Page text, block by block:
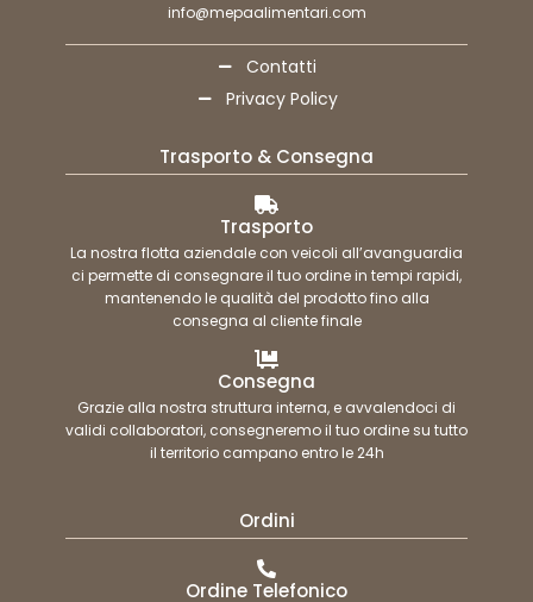
info@mepaalimentari.com
Contatti
Privacy Policy
Trasporto & Consegna
Trasporto
La nostra flotta aziendale con veicoli all’avanguardia
ci permette di consegnare il tuo ordine in tempi rapidi,
mantenendo le qualità del prodotto fino alla
consegna al cliente finale
Consegna
Grazie alla nostra struttura interna, e avvalendoci di
validi collaboratori, consegneremo il tuo ordine su tutto
il territorio campano entro le 24h
Ordini
Ordine Telefonico